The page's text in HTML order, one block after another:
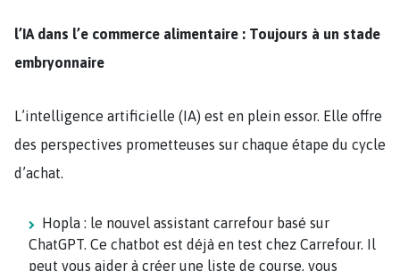
l’IA dans l’e commerce alimentaire : Toujours à un stade
embryonnaire
L’intelligence artificielle (IA) est en plein essor. Elle offre
des perspectives prometteuses sur chaque étape du cycle
d’achat.
Hopla : le nouvel assistant carrefour basé sur
ChatGPT. Ce chatbot est déjà en test chez Carrefour. Il
peut vous aider à créer une liste de course, vous